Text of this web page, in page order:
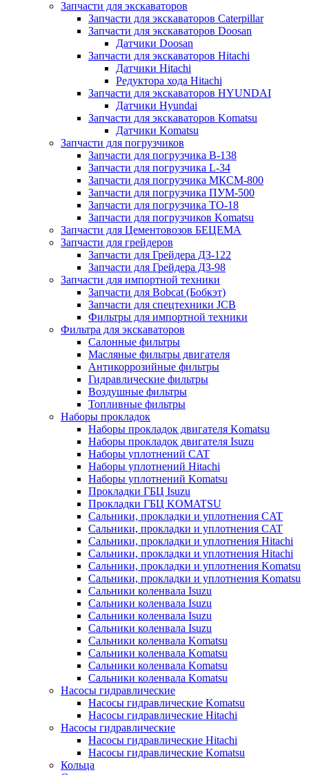
Запчасти для экскаваторов
Запчасти для экскаваторов Caterpillar
Запчасти для экскаваторов Doosan
Датчики Doosan
Запчасти для экскаваторов Hitachi
Датчики Hitachi
Редуктора хода Hitachi
Запчасти для экскаваторов HYUNDAI
Датчики Hyundai
Запчасти для экскаваторов Komatsu
Датчики Komatsu
Запчасти для погрузчиков
Запчасти для погрузчика B-138
Запчасти для погрузчика L-34
Запчасти для погрузчика МКСМ-800
Запчасти для погрузчика ПУМ-500
Запчасти для погрузчика ТО-18
Запчасти для погрузчиков Komatsu
Запчасти для Цементовозов БЕЦЕМА
Запчасти для грейдеров
Запчасти для Грейдера ДЗ-122
Запчасти для Грейдера ДЗ-98
Запчасти для импортной техники
Запчасти для Bobcat (Бобкэт)
Запчасти для спецтехники JCB
Фильтры для импортной техники
Фильтра для экскаваторов
Салонные фильтры
Масляные фильтры двигателя
Антикоррозийные фильтры
Гидравлические фильтры
Воздушные фильтры
Топливные фильтры
Наборы прокладок
Наборы прокладок двигателя Komatsu
Наборы прокладок двигателя Isuzu
Наборы уплотнений CAT
Наборы уплотнений Hitachi
Наборы уплотнений Komatsu
Прокладки ГБЦ Isuzu
Прокладки ГБЦ KOMATSU
Сальники, прокладки и уплотнения CAT
Сальники, прокладки и уплотнения CAT
Сальники, прокладки и уплотнения Hitachi
Сальники, прокладки и уплотнения Hitachi
Сальники, прокладки и уплотнения Komatsu
Сальники, прокладки и уплотнения Komatsu
Сальники коленвала Isuzu
Сальники коленвала Isuzu
Сальники коленвала Isuzu
Сальники коленвала Isuzu
Сальники коленвала Komatsu
Сальники коленвала Komatsu
Сальники коленвала Komatsu
Сальники коленвала Komatsu
Насосы гидравлические
Насосы гидравлические Komatsu
Насосы гидравлические Hitachi
Насосы гидравлические
Насосы гидравлические Hitachi
Насосы гидравлические Komatsu
Кольца